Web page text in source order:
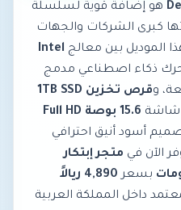
هو إضافة قوية لسلسلة
كبرى الشركات والجهات
الموديل بين معالج Intel
ذكاء اصطناعي مدمج
و
قرص تخزين 1TB SSD
شاشة 15.6 بوصة Full HD
أسود أنيق احترافي
الآن في متجر إبتكار
بسعر
4,890 ريالاً
داخل المملكة العربية